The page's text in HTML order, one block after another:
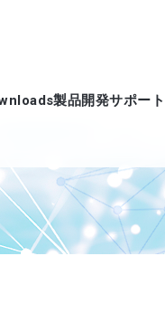
製品開発サポート